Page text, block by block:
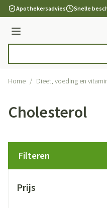
Ga naar de inhoud
Apothekersadvies Snelle
Menu
Home / Dieet, voeding en
Cholesterol
Filteren
Prijs